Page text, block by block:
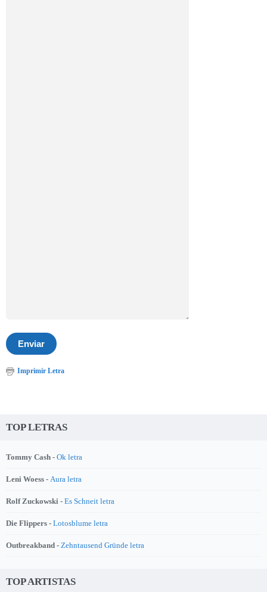
Imprimir Letra
TOP LETRAS
Tommy Cash - Ok letra
Leni Woess - Aura letra
Rolf Zuckowski - Es Schneit letra
Die Flippers - Lotosblume letra
Outbreakband - Zehntausend Gründe letra
TOP ARTISTAS